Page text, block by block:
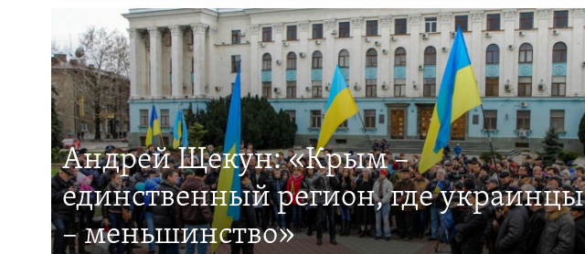
Андрей Щекун: «Крым –
единственный регион, где украинцы
– меньшинство»